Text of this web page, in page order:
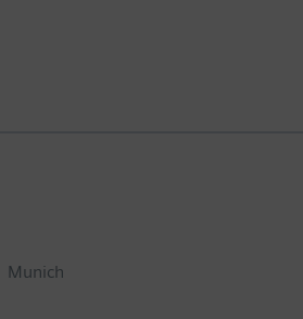
Munich